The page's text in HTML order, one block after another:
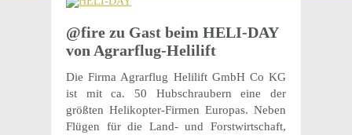
@fire zu Gast beim HELI-DAY
von Agrarflug-Helilift
Die Firma Agrarflug Helilift GmbH Co KG
ist mit ca. 50 Hubschraubern eine der
größten Helikopter-Firmen Europas. Neben
Flügen für die Land- und Forstwirtschaft,